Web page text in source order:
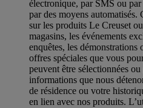
électronique, par SMS ou
par des moyens
sur les produits Le Creuset
magasins, les événements
enquêtes, les démonstrations
offres spéciales que vous
peuvent être sélectionnées
informations que nous
de résidence ou votre
en lien avec nos produits.